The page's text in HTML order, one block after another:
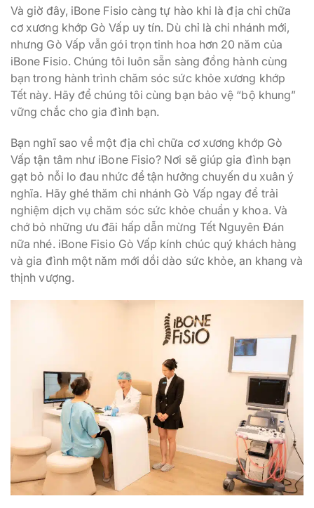
Và giờ đây, iBone Fisio càng tự hào khi là địa chỉ chữa
cơ xương khớp Gò Vấp uy tín. Dù chỉ là chi nhánh mới,
nhưng Gò Vấp vẫn gói trọn tinh hoa hơn 20 năm của
iBone Fisio. Chúng tôi luôn sẵn sàng đồng hành cùng
bạn trong hành trình chăm sóc sức khỏe xương khớp
Tết này. Hãy để chúng tôi cùng bạn bảo vệ “bộ khung”
vững chắc cho gia đình bạn.
Bạn nghĩ sao về một địa chỉ chữa cơ xương khớp Gò
Vấp tận tâm như iBone Fisio? Nơi sẽ giúp gia đình bạn
gạt bỏ nỗi lo đau nhức để tận hưởng chuyến du xuân ý
nghĩa. Hãy ghé thăm chi nhánh Gò Vấp ngay để trải
nghiệm dịch vụ chăm sóc sức khỏe chuẩn y khoa. Và
chớ bỏ những ưu đãi hấp dẫn mừng Tết Nguyên Đán
nữa nhé. iBone Fisio Gò Vấp kính chúc quý khách hàng
và gia đình một năm mới dồi dào sức khỏe, an khang và
thịnh vượng.